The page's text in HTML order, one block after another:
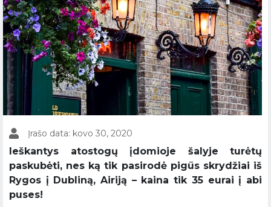
Įrašo data: kovo 30, 2020
Ieškantys atostogų įdomioje šalyje turėtų
paskubėti, nes ką tik pasirodė pigūs skrydžiai iš
Rygos į Dubliną, Airiją – kaina tik 35 eurai į abi
puses!